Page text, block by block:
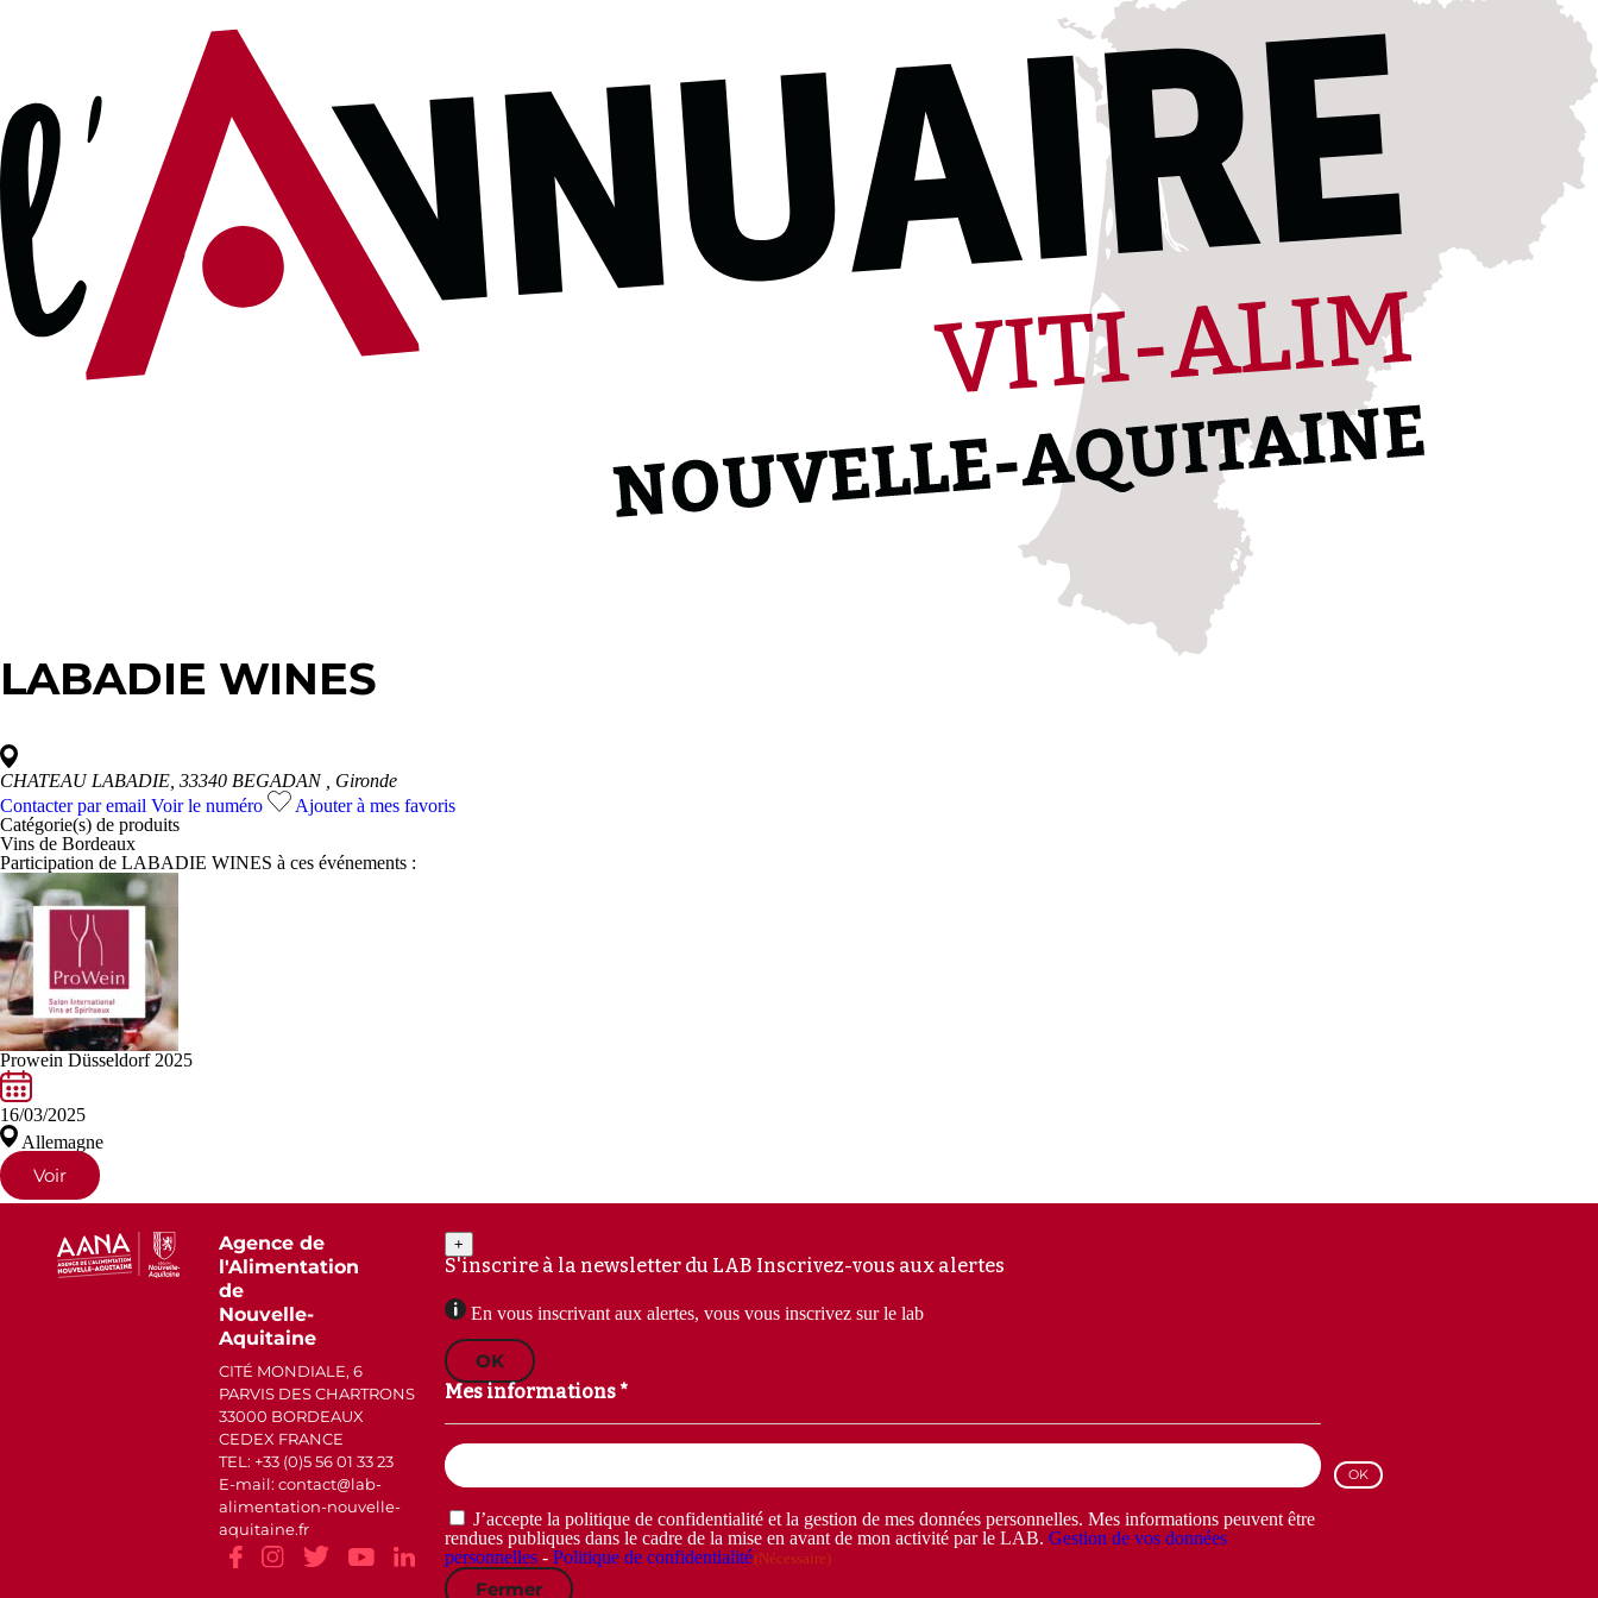
LABADIE WINES
CHATEAU LABADIE, 33340 BEGADAN
, Gironde
Contacter par email Voir le numéro
Ajouter à mes favoris
Catégorie(s) de produits
Vins de Bordeaux
Participation de LABADIE WINES à ces événements :
Prowein Düsseldorf 2025
16/03/2025
Allemagne
Voir
Agence de
l'Alimentation
de
Nouvelle-
Aquitaine
CITÉ MONDIALE, 6
PARVIS DES CHARTRONS
33000 BORDEAUX
CEDEX FRANCE
TEL: +33 (0)5 56 01 33 23
E-mail: contact
lab-
alimentation-nouvelle-
aquitaine.fr
+
S'inscrire à la newsletter du LAB Inscrivez-vous aux alertes
En vous inscrivant aux alertes, vous vous inscrivez sur le lab
OK
Mes informations *
Email
(Nécessaire)
RGPD
(Nécessaire)
J’accepte la politique de confidentialité et la gestion de mes données personnelles. Mes informations peuvent être
rendues publiques dans le cadre de la mise en avant de mon activité par le LAB. Gestion de vos données
personnelles- Politique de confidentialité(Nécessaire)
Fermer